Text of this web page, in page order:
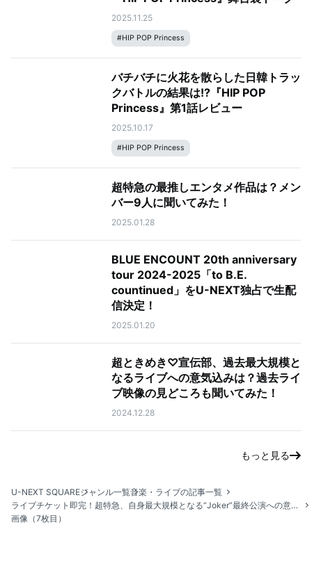
2025.11.25
#HIP POP Princess
バチバチに火花を散らした日韓トラッ
クバトルの結果は!?『HIP POP
Princess』第1話レビュー
2025.10.17
#HIP POP Princess
超特急の最推しエンタメ作品は？メン
バー9人に聞いてみた！
2025.01.28
BLUE ENCOUNT 20th anniversary
tour 2024-2025「to B.E.
countinued」をU-NEXT独占で生配
信決定！
2025.01.20
超ときめき♡宣伝部、過去最大規模と
なるライブへの意気込みは？過去ライ
ブ映像の見どころも聞いてみた！
2024.12.28
もっと見る
U-NEXT SQUAREジャンル一覧音楽・ライブの記事一覧
ライブチケット即完！超特急、自身最大規模となる“Joker”最終公演への意気込みは？
画像（7枚目）